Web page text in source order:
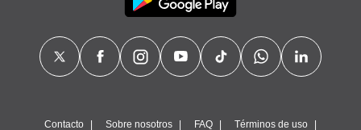
Contacto Sobre nosotros FAQ Términos de uso